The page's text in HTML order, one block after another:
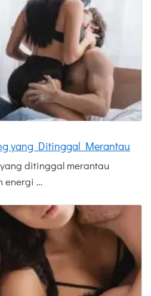
yang Ditinggal Merantau
ditinggal merantau
energi …